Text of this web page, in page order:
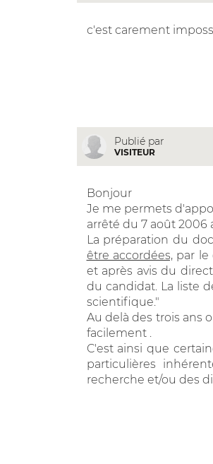
c'est carement
Publié par
VISITEUR
Bonjour
Je me permets
arrêté du 7 août 2006
La préparation du
être accordées, par le
et après avis du
du candidat. La liste
scientifique."
Au delà des trois ans
facilement .
C'est ainsi que
particulières
recherche et/ou des